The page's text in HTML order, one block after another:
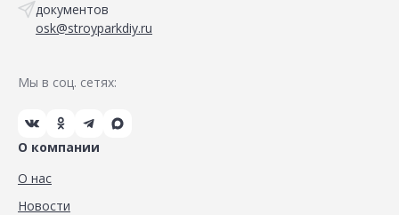
документов
osk@stroyparkdiy.ru
Мы в соц. сетях:
О компании
О нас
Новости